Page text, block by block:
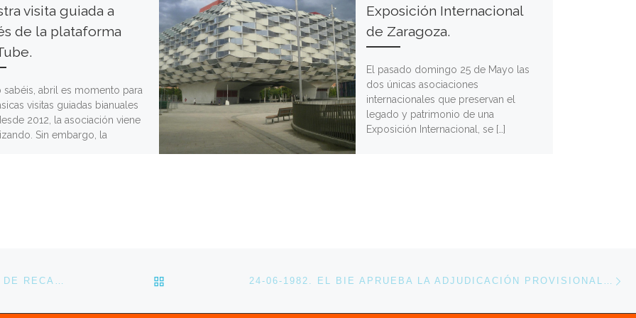
visita guiada a
de la plataforma
sabéis, abril es momento para
visitas guiadas bianuales
2012, la asociación viene
Sin embargo, la
Exposición Internacional
de Zaragoza.
El pasado domingo 25 de Mayo las
dos únicas asociaciones
internacionales que preservan el
legado y patrimonio de una
Exposición Internacional, se […]
LEGADO EXPO ADVIERTE DE LAS CONSECUENCIAS DE RECALIFICAR EL CANAL DE LOS DESCUBRIMIENTOS. VOLVER A LA LISTA DE ENTRADAS 24-06-1982. EL BIE APRUEBA LA ADJUDICACIÓN PROVISIONAL DE LA EXPO’92 A LAS CIUDADES DE SEVILLA Y CHICAGO